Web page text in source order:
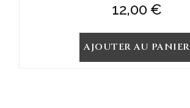
12,00€
AJOUTER AU PANIER